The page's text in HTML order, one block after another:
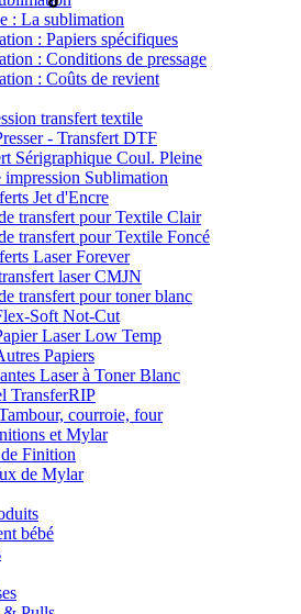
: La sublimation
: Papiers spécifiques
: Conditions de pressage
: Coûts de revient
transfert textile
- Transfert DTF
Sérigraphique Coul. Pleine
impression Sublimation
Jet d'Encre
transfert pour Textile Clair
transfert pour Textile Foncé
Laser Forever
laser CMJN
transfert pour toner blanc
Soft Not-Cut
Laser Low Temp
Papiers
Laser à Toner Blanc
TransferRIP
courroie, four
et Mylar
Finition
de Mylar
bébé